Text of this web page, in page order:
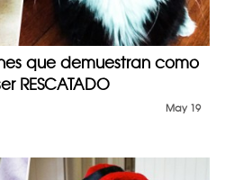
que demuestran como
RESCATADO
May 19